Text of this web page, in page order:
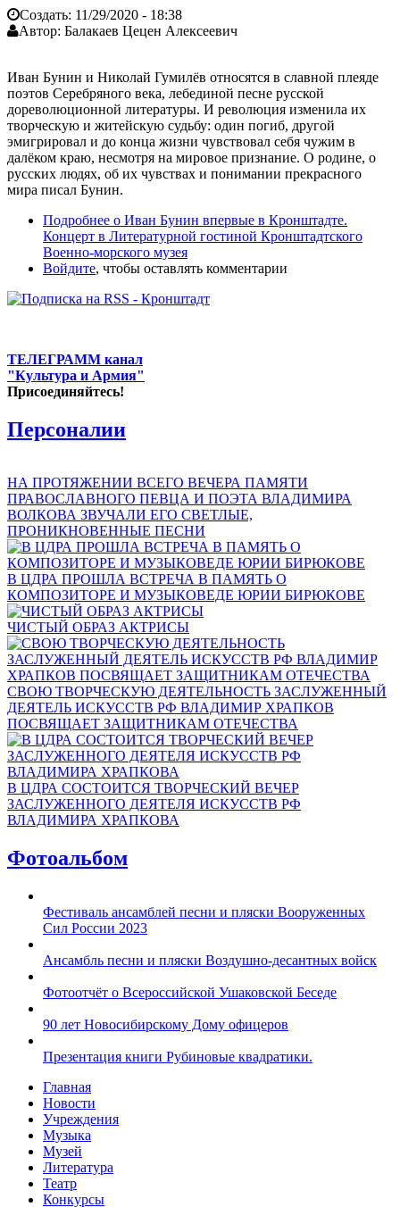
Создать: 11/29/2020 - 18:38
Автор: Балакаев Цецен Алексеевич
Иван Бунин и Николай Гумилёв относятся в славной плеяде
поэтов Серебряного века, лебединой песне русской
дореволюционной литературы. И революция изменила их
творческую и житейскую судьбу: один погиб, другой
эмигрировал и до конца жизни чувствовал себя чужим в
далёком краю, несмотря на мировое признание. О родине, о
русских людях, об их чувствах и понимании прекрасного
мира писал Бунин.
Подробнее о Иван Бунин впервые в Кронштадте.
Концерт в Литературной гостиной Кронштадтского
Военно-морского музея
Войдите, чтобы оставлять комментарии
ТЕЛЕГРАММ канал
"Культура и Армия"
Присоединяйтесь!
Персоналии
НА ПРОТЯЖЕНИИ ВСЕГО ВЕЧЕРА ПАМЯТИ
ПРАВОСЛАВНОГО ПЕВЦА И ПОЭТА ВЛАДИМИРА
ВОЛКОВА ЗВУЧАЛИ ЕГО СВЕТЛЫЕ,
ПРОНИКНОВЕННЫЕ ПЕСНИ
В ЦДРА ПРОШЛА ВСТРЕЧА В ПАМЯТЬ О
КОМПОЗИТОРЕ И МУЗЫКОВЕДЕ ЮРИИ БИРЮКОВЕ
ЧИСТЫЙ ОБРАЗ АКТРИСЫ
СВОЮ ТВОРЧЕСКУЮ ДЕЯТЕЛЬНОСТЬ ЗАСЛУЖЕННЫЙ
ДЕЯТЕЛЬ ИСКУССТВ РФ ВЛАДИМИР ХРАПКОВ
ПОСВЯЩАЕТ ЗАЩИТНИКАМ ОТЕЧЕСТВА
В ЦДРА СОСТОИТСЯ ТВОРЧЕСКИЙ ВЕЧЕР
ЗАСЛУЖЕННОГО ДЕЯТЕЛЯ ИСКУССТВ РФ
ВЛАДИМИРА ХРАПКОВА
Фотоальбом
Фестиваль ансамблей песни и пляски Вооруженных
Сил России 2023
Ансамбль песни и пляски Воздушно-десантных войск
Фотоотчёт о Всероссийской Ушаковской Беседе
90 лет Новосибирскому Дому офицеров
Презентация книги Рубиновые квадратики.
Главная
Новости
Учреждения
Музыка
Музей
Литература
Театр
Конкурсы